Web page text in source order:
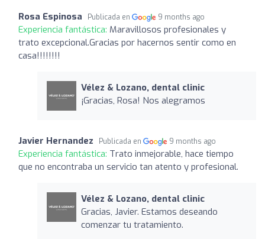
Rosa Espinosa Publicada en 9 months ago
Experiencia fantástica: Maravillosos profesionales y
trato excepcional.Gracias por hacernos sentir como en
casa!!!!!!!!
Vélez & Lozano, dental clinic
¡Gracias, Rosa! Nos alegramos
Javier Hernandez Publicada en 9 months ago
Experiencia fantástica: Trato inmejorable, hace tiempo
que no encontraba un servicio tan atento y profesional.
Vélez & Lozano, dental clinic
Gracias, Javier. Estamos deseando
comenzar tu tratamiento.